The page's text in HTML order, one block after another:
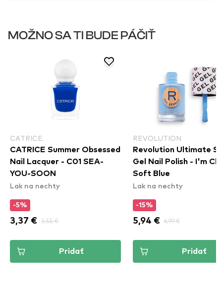
MOŽNO SA TI BUDE PÁČIŤ
CATRICE
CATRICE Summer Obsessed
Nail Lacquer - C01 SEA-
YOU-SOON
Lak na nechty
-5%
3,37 € 3,55 €
Pridať
REVOLUTION
Revolution Ultimate
Gel Nail Polish - I'm Chilled
Soft Blue
Lak na nechty
-15%
5,94 € 6,99 €
Pridať